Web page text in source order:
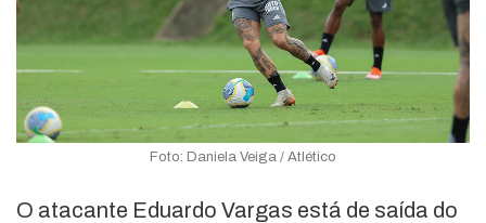
Foto: Daniela Veiga / Atlético
O atacante Eduardo Vargas está de saída do